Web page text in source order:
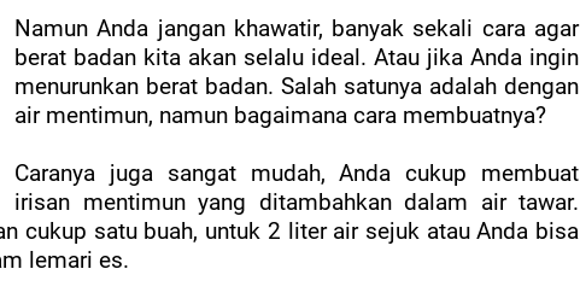
Namun Anda jangan khawatir, banyak sekali cara agar
berat badan kita akan selalu ideal. Atau jika Anda ingin
menurunkan berat badan. Salah satunya adalah dengan
air mentimun, namun bagaimana cara membuatnya?
Caranya juga sangat mudah, Anda cukup membuat
irisan mentimun yang ditambahkan dalam air tawar.
cukup satu buah, untuk 2 liter air sejuk atau Anda bisa
lemari es.